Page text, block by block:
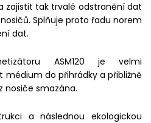
zajistit tak trvalé odstranění dat
Splňuje proto řadu norem
dat.
ASM120 je velmi
do přihrádky a přibližně
nosiče smazána.
a následnou ekologickou